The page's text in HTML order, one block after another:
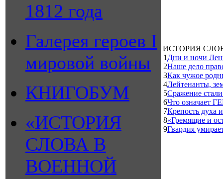
1812 года
Галерея героев I
мировой войны
КНИГОБУМ
«ИСТОРИЯ
СЛОВА В
ВОЕННОЙ
ИСТОРИЯ
1 Дни и ночи
2Наше дело
3Как чужое
4Лейтенанты,
5Сражение
6Что
7Крепость духа
8«Гремящие и
9Гвардия